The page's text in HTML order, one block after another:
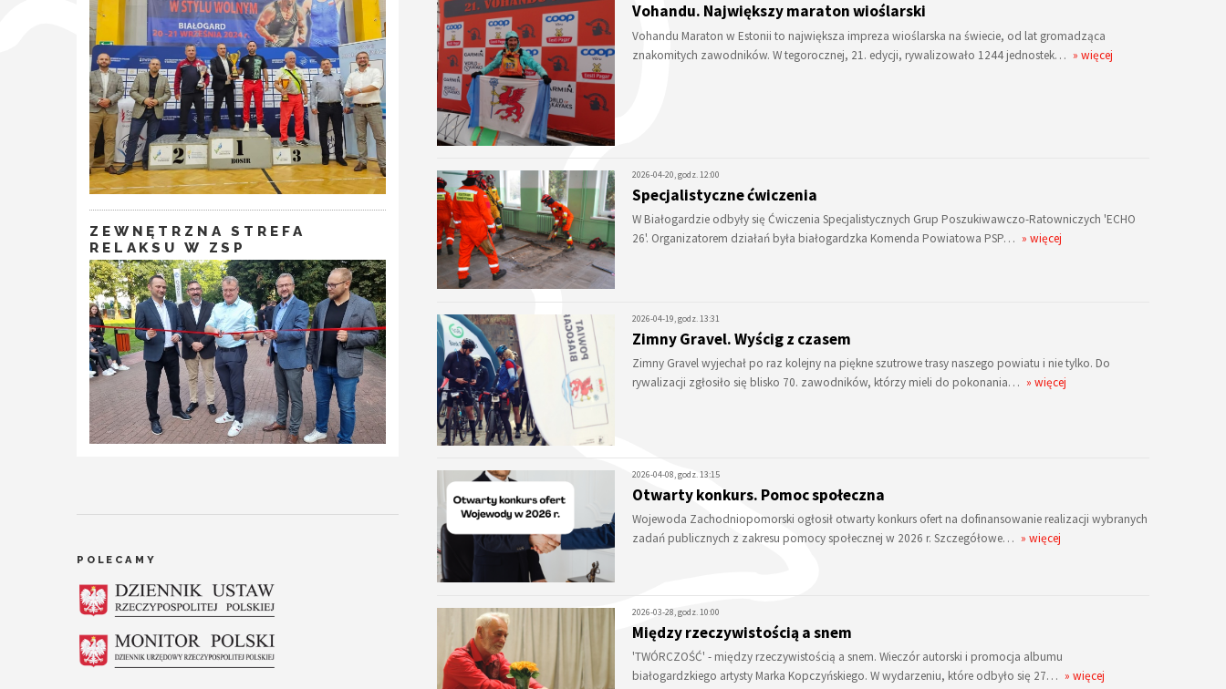
Vohandu. Największy maraton wioślarski
Vohandu Maraton w Estonii to największa impreza wioślarska na świecie, od lat gromadząca
znakomitych zawodników. W tegorocznej, 21. edycji, rywalizowało 1244 jednostek… » więcej
2026-04-20, godz. 12:00
Specjalistyczne ćwiczenia
W Białogardzie odbyły się Ćwiczenia Specjalistycznych Grup Poszukiwawczo-Ratowniczych 'ECHO
26'. Organizatorem działań była białogardzka Komenda Powiatowa PSP… » więcej
2026-04-19, godz. 13:31
Zimny Gravel. Wyścig z czasem
Zimny Gravel wyjechał po raz kolejny na piękne szutrowe trasy naszego powiatu i nie tylko. Do
rywalizacji zgłosiło się blisko 70. zawodników, którzy mieli do pokonania… » więcej
2026-04-08, godz. 13:15
Otwarty konkurs. Pomoc społeczna
Wojewoda Zachodniopomorski ogłosił otwarty konkurs ofert na dofinansowanie realizacji wybranych
zadań publicznych z zakresu pomocy społecznej w 2026 r. Szczegółowe… » więcej
2026-03-28, godz. 10:00
Między rzeczywistością a snem
'TWÓRCZOŚĆ' - między rzeczywistością a snem. Wieczór autorski i promocja albumu
białogardzkiego artysty Marka Kopczyńskiego. W wydarzeniu, które odbyło się 27… » więcej
ZEWNĘTRZNA STREFA
RELAKSU W ZSP
POLECAMY